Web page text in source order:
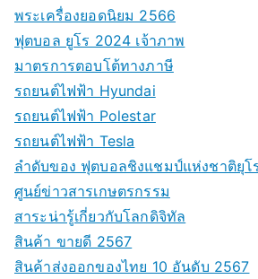
พระเครื่องยอดนิยม 2566
ฟุตบอล ยูโร 2024 เจ้าภาพ
มาตรการตอบโต้ทางภาษี
รถยนต์ไฟฟ้า Hyundai
รถยนต์ไฟฟ้า Polestar
รถยนต์ไฟฟ้า Tesla
ลำดับของ ฟุตบอลชิงแชมป์แห่งชาติยุโ
ศูนย์ข่าวสารเกษตรกรรม
สาระน่ารู้เกี่ยวกับโลกดิจิทัล
สินค้า ขายดี 2567
สินค้าส่งออกของไทย 10 อันดับ 2567